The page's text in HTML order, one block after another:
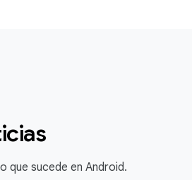
que sucede en Android.